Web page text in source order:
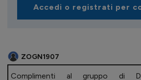
Accedi o registrati per
ZOGN1907
Complimenti al gruppo di